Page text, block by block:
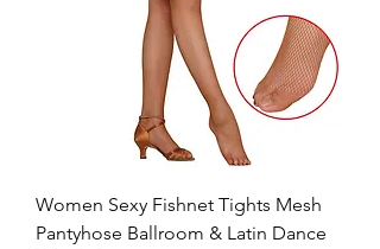
Women Sexy Fishnet Tights Mesh
Pantyhose Ballroom & Latin Dance